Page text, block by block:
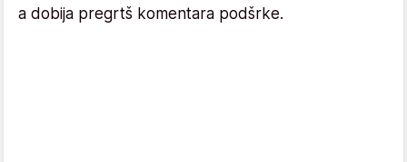
a dobija pregrtš komentara podšrke.